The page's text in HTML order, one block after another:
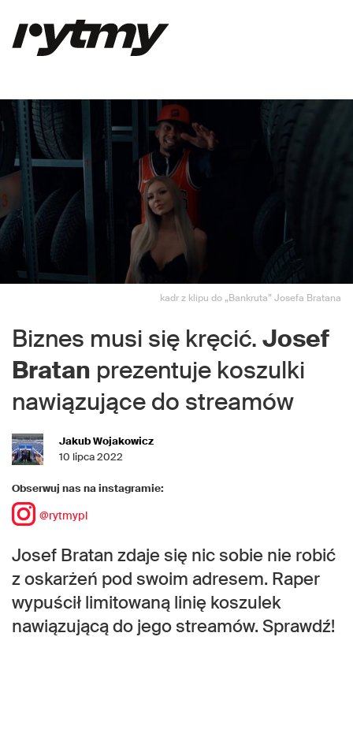
kadr z klipu do „Bankruta” Josefa Bratana
Biznes musi się kręcić. Josef
Bratan prezentuje koszulki
nawiązujące do streamów
Jakub Wojakowicz
10 lipca 2022
Obserwuj nas na instagramie:
@rytmypl
Josef Bratan zdaje się nic sobie nie robić
z oskarżeń pod swoim adresem. Raper
wypuścił limitowaną linię koszulek
nawiązującą do jego streamów. Sprawdź!